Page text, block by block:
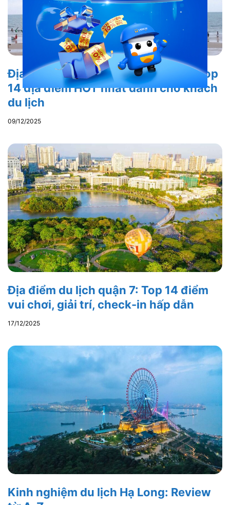
Địa điểm du lịch Đất Đỏ Vũng Tàu: Top
14 địa điểm HOT nhất dành cho khách
du lịch
09/12/2025
Địa điểm du lịch quận 7: Top 14 điểm
vui chơi, giải trí, check-in hấp dẫn
17/12/2025
Kinh nghiệm du lịch Hạ Long: Review